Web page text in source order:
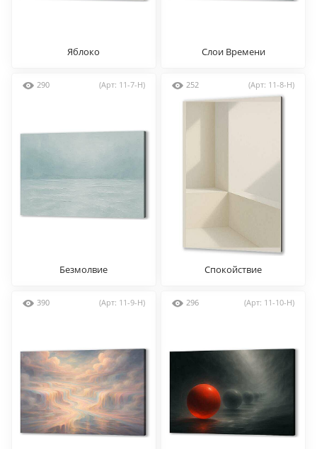
Яблоко Слои Времени
290 (Арт: 11-7-H)
Безмолвие
252 (Арт: 11-8-H)
Спокойствие
390 (Арт: 11-9-H) 296 (Арт: 11-10-H)